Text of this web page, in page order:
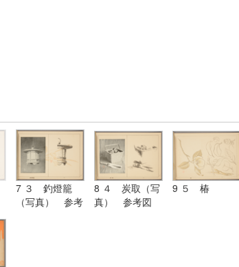
7 ３ 釣燈籠
（写真） 参考
8 ４ 炭取（写
真） 参考図
9 ５ 椿